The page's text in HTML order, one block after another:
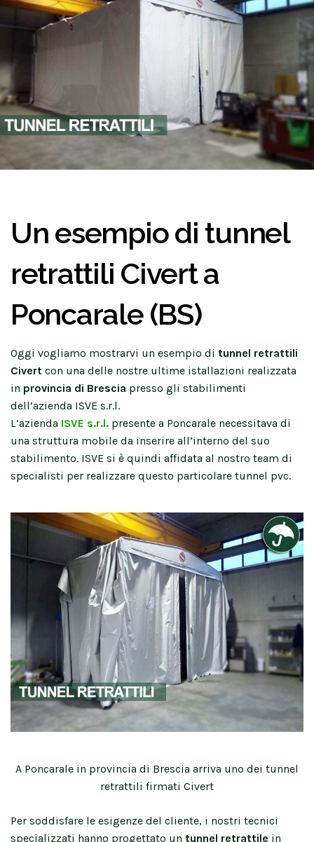
Un esempio di tunnel
retrattili Civert a
Poncarale (BS)
Oggi vogliamo mostrarvi un esempio di tunnel retrattili
Civert con una delle nostre ultime istallazioni realizzata
in provincia di Brescia presso gli stabilimenti
dell’azienda ISVE s.r.l.
L’azienda ISVE s.r.l. presente a Poncarale necessitava di
una struttura mobile da inserire all’interno del suo
stabilimento. ISVE si è quindi affidata al nostro team di
specialisti per realizzare questo particolare tunnel pvc.
A Poncarale in provincia di Brescia arriva uno dei tunnel
retrattili firmati Civert
Per soddisfare le esigenze del cliente, i nostri tecnici
specializzati hanno progettato un tunnel retrattile in